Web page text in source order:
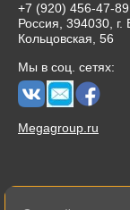
+7 (920) 456-47-89
Россия, 394030, г.
Кольцовская, 56
Мы в соц. сетях:
Megagroup.ru